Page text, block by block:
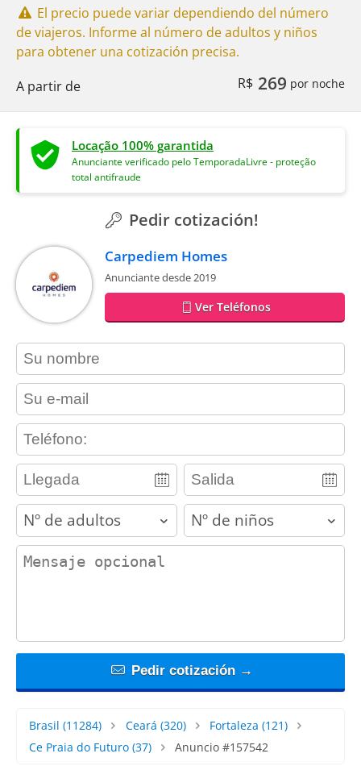
El precio puede variar dependiendo del número
de viajeros. Informe al número de adultos y niños
para obtener una cotización precisa.
A partir de
R$ 269 por noche
Locação 100% garantida
Anunciante verificado pelo TemporadaLivre - proteção
total antifraude
Pedir cotización!
Carpediem Homes
Anunciante desde 2019
Ver Teléfonos
contact_name
contact_email
contact_phone
adults children
contact_message
Pedir cotización →
Brasil (11284) Ceará (320) Fortaleza (121)
Ce Praia do Futuro (37) Anuncio #157542